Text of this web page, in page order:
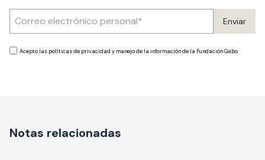
Enviar
Acepto las políticas de privacidad y manejo de la información de la Fundación Gabo
Notas relacionadas